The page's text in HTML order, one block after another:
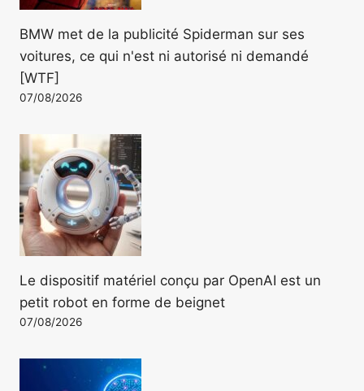
BMW met de la publicité Spiderman sur ses
voitures, ce qui n'est ni autorisé ni demandé
[WTF]
07/08/2026
Le dispositif matériel conçu par OpenAI est un
petit robot en forme de beignet
07/08/2026